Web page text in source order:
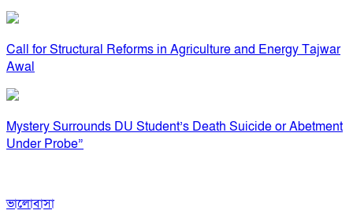
Call for Structural Reforms in Agriculture and Energy Tajwar
Awal
Mystery Surrounds DU Student’s Death Suicide or Abetment
Under Probe”
ভালোবাসা